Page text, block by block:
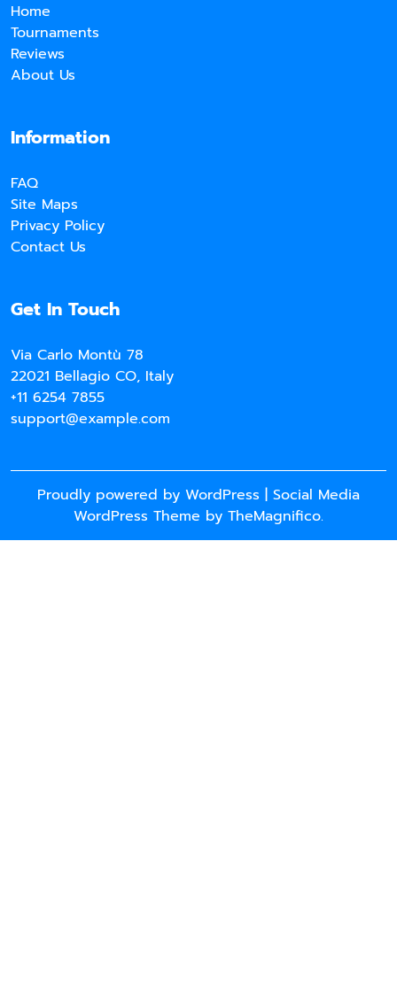
Home
Tournaments
Reviews
About Us
Information
FAQ
Site Maps
Privacy Policy
Contact Us
Get In Touch
Via Carlo Montù 78
22021 Bellagio CO, Italy
+11 6254 7855
support@example.com
Proudly powered by WordPress | Social Media
WordPress Theme by TheMagnifico.